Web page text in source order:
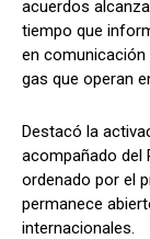
acuerdos
tiempo que
en
gas que operan
Destacó la
acompañado del
ordenado por el
permanece
internacionales.